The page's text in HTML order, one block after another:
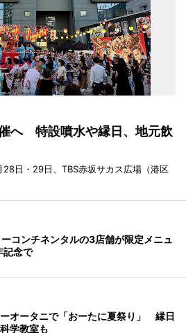
催へ 特設噴水や縁日、地元飲
28日・29日、TBS赤坂サカス広場（港区
コンチネンタルの3店舗が限定メニュ
念で
オータニで「おーたに夏祭り」 縁日
学教室も